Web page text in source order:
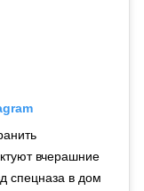
вчерашние
спецназа в дом